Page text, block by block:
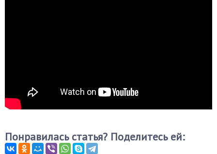
Понравилась статья? Поделитесь ей: